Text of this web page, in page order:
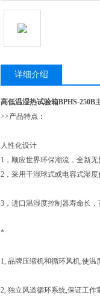
详细介绍
高低温湿热试验箱BPHS-250B
>>产品特点：
人性化设计
1，顺应世界环保潮流，全新
2，采用干湿球式或电容式湿
3，进口温湿度控制器寿命长
*
1, 品牌压缩机和循环风机,使
2, 独立风道循环系统,保证工